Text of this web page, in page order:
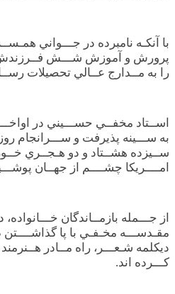
با آنکـه نامبرده در جـــواني
پرورش و آموزش شـــش
را به مــدارج عــالي تحصيلات
اســتاد مخفــي حســـيني در
به ســـينه پذيرفت و ســـرانجام
ســیزده هشــتاد و دو هـجــري
امــــريکا چشــــم از جهــان
از جـــمله بازمــاندگان
مقـدســـه مخـفـي با پا گذاشــــتن
ديکلمه شـعـــر، راه مــادر
کـــرده اند.